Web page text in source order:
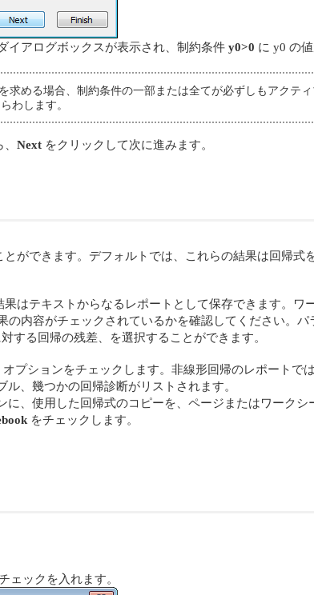
イアログボックスが表示され、制約条件 y0>0 に y0 の
求める場合、制約条件の一部または全てが必ずしもアクテ
わします。
Next をクリックして次に進みます。
ができます。デフォルトでは、これらの結果は回帰式
はテキストからなるレポートとして保存できます。ワ
の内容がチェックされているかを確認してください。
する回帰の残差、を選択することができます。
オプションをチェックします。非線形回帰のレポートでは
、幾つかの回帰診断がリストされます。
、使用した回帰式のコピーを、ページまたはワーク
をチェックします。
ェックを入れます。